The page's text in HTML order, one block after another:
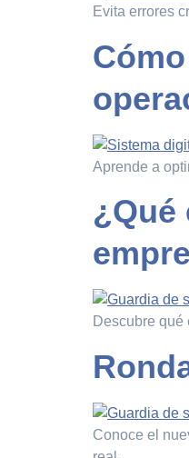
Evita errores
Aprende a
¿Qué
Descubre
Conoce el